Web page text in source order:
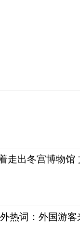
走出冬宫博物馆
热词：外国游